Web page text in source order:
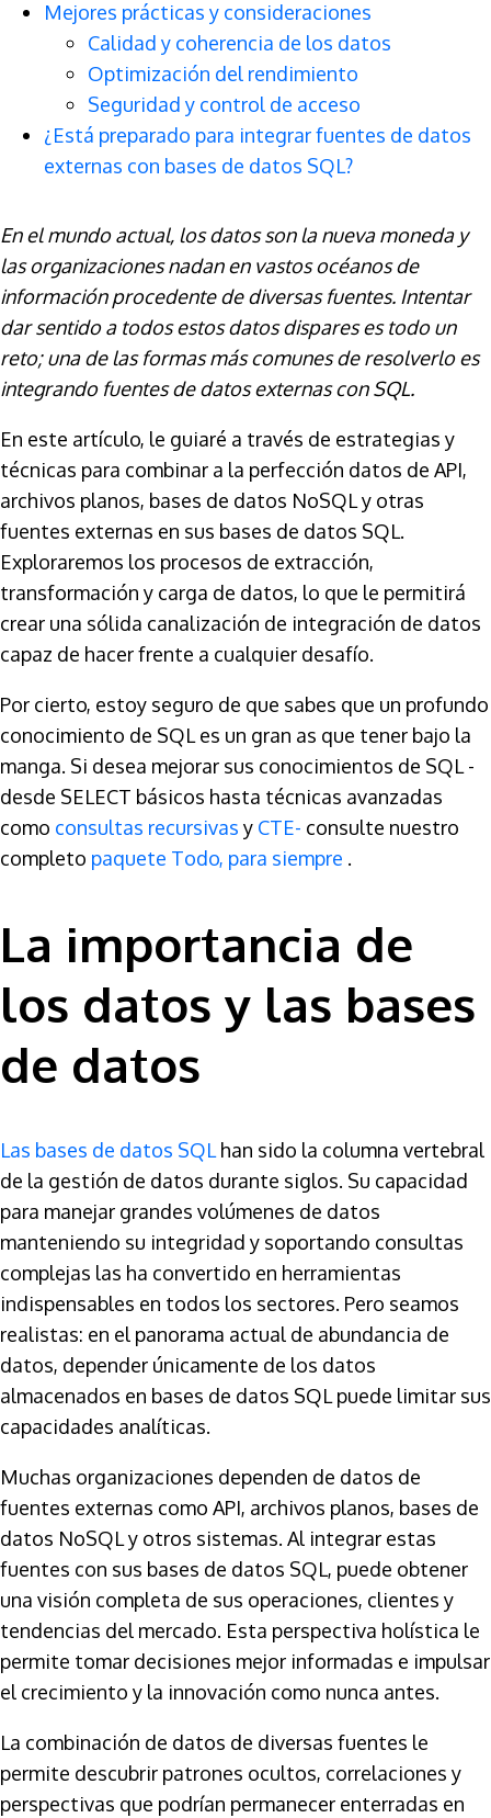
Mejores prácticas y consideraciones
Calidad y coherencia de los datos
Optimización del rendimiento
Seguridad y control de acceso
¿Está preparado para integrar fuentes de datos
externas con bases de datos SQL?
En el mundo actual, los datos son la nueva moneda y
las organizaciones nadan en vastos océanos de
información procedente de diversas fuentes. Intentar
dar sentido a todos estos datos dispares es todo un
reto; una de las formas más comunes de resolverlo es
integrando fuentes de datos externas con SQL.
En este artículo, le guiaré a través de estrategias y
técnicas para combinar a la perfección datos de API,
archivos planos, bases de datos NoSQL y otras
fuentes externas en sus bases de datos SQL.
Exploraremos los procesos de extracción,
transformación y carga de datos, lo que le permitirá
crear una sólida canalización de integración de datos
capaz de hacer frente a cualquier desafío.
Por cierto, estoy seguro de que sabes que un profundo
conocimiento de SQL es un gran as que tener bajo la
manga. Si desea mejorar sus conocimientos de SQL -
desde SELECT básicos hasta técnicas avanzadas
como consultas recursivas y CTE- consulte nuestro
completo paquete Todo, para siempre .
La importancia de
los datos y las bases
de datos
Las bases de datos SQL han sido la columna vertebral
de la gestión de datos durante siglos. Su capacidad
para manejar grandes volúmenes de datos
manteniendo su integridad y soportando consultas
complejas las ha convertido en herramientas
indispensables en todos los sectores. Pero seamos
realistas: en el panorama actual de abundancia de
datos, depender únicamente de los datos
almacenados en bases de datos SQL puede limitar sus
capacidades analíticas.
Muchas organizaciones dependen de datos de
fuentes externas como API, archivos planos, bases de
datos NoSQL y otros sistemas. Al integrar estas
fuentes con sus bases de datos SQL, puede obtener
una visión completa de sus operaciones, clientes y
tendencias del mercado. Esta perspectiva holística le
permite tomar decisiones mejor informadas e impulsar
el crecimiento y la innovación como nunca antes.
La combinación de datos de diversas fuentes le
permite descubrir patrones ocultos, correlaciones y
perspectivas que podrían permanecer enterradas en